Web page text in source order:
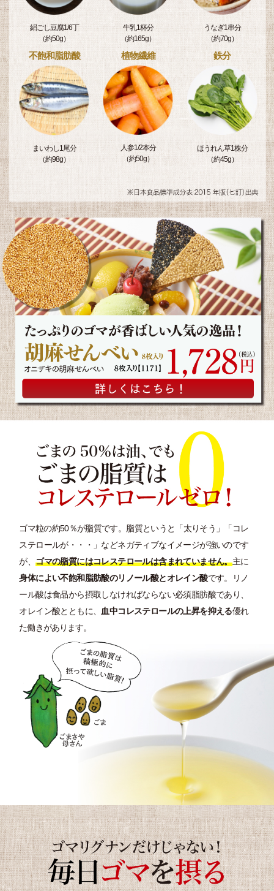
絹ごし豆腐1/6丁
（約50g）
牛乳1杯分
（約165g）
うなぎ1串分
（約70g）
不飽和脂肪酸
まいわし1尾分
（約98g）
植物繊維
人参1/2本分
（約50g）
鉄分
ほうれん草1株分
（約45g）
ゴマ粒の約50％が脂質です。脂質というと「太りそう」「コレ
ステロールが・・・」などネガティブなイメージが強いのです
が、ゴマの脂質にはコレステロールは含まれていません。主に
身体によい不飽和脂肪酸のリノール酸とオレイン酸です。リノ
ール酸は食品から摂取しなければならない必須脂肪酸であり、
オレイン酸とともに、
血中コレステロールの上昇を抑える優れ
た働きがあります。